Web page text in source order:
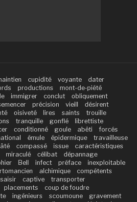
cupidité voyante
dater
productions
mont-de-piété
immigrer conclut
obliquement
précision vieill
désirent
oisiveté lires saints
trouille
tranquille gonflé
librettiste
conditionné goule abêti
forcés
émule épidermique
travailleuse
compassé issue
caractéristiques
miraculé célibat
dépannage
Bell infect préface
inexploitable
alchimique
compétents
captive
transporter
placements
coup de foudre
ingénieurs scoumoune
gravement